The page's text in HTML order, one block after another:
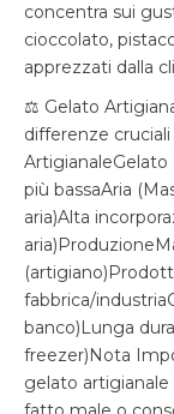
concentra sui
cioccolato,
apprezzati dalla
⚖️ Gelato
differenze
più bassaAria
aria)Alta
fabbrica/
banco)Lunga
freezer)Nota
gelato